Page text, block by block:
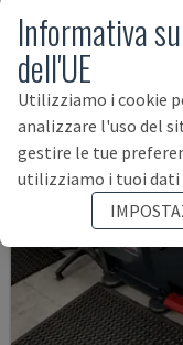
Informativa
dell'UE
Utilizziamo i cookie
analizzare l'uso del
gestire le tue
utilizziamo i tuoi dati